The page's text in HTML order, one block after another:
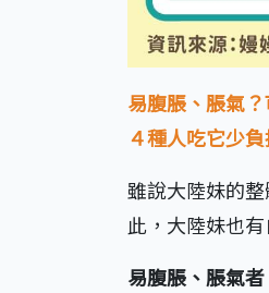
易腹脹、脹氣？
４種人吃它少負
雖說大陸妹的
此，大陸妹也
易腹脹、脹氣者